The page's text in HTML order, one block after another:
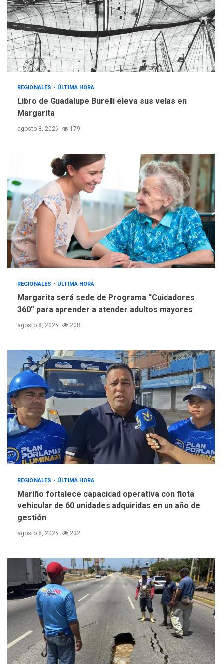
3
operativa con flota
vehicular de 60 unidades
adquiridas en un año de
gestión
4
REGIONALES ÚLTIMA HORA
«Juan Bautista Arismendi» a
la altura de Macho Muerto
trabajan en diplomado para
creación y manejo de
estadísticas de turismo
REGIONALES ÚLTIMA HORA
Libro de Guadalupe Burelli eleva sus velas en
Margarita
agosto 8, 2026 179
REGIONALES ÚLTIMA HORA
Margarita será sede de Programa “Cuidadores
360” para aprender a atender adultos mayores
agosto 8, 2026 208
REGIONALES ÚLTIMA HORA
Mariño fortalece capacidad operativa con flota
vehicular de 60 unidades adquiridas en un año de
gestión
agosto 8, 2026 232